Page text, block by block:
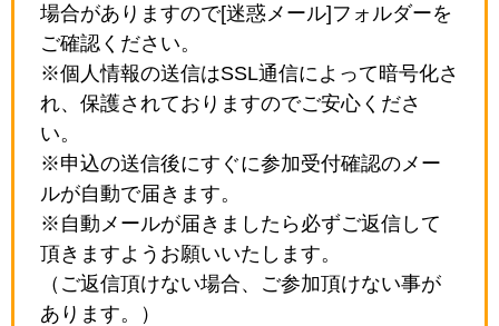
場合がありますので[迷惑メール]フォルダーを
ご確認ください。
※個人情報の送信はSSL通信によって暗号化さ
れ、保護されておりますのでご安心くださ
い。
※申込の送信後にすぐに参加受付確認のメー
ルが自動で届きます。
※自動メールが届きましたら必ずご返信して
頂きますようお願いいたします。
（ご返信頂けない場合、ご参加頂けない事が
あります。）